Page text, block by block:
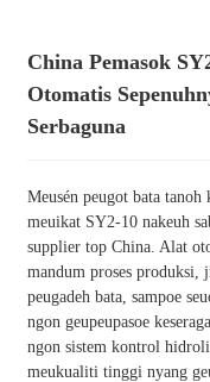
China Pemasok
Otomatis
Serbaguna
Meusén peugot bata
meuikat SY2-10 nakeuh
supplier top China. Alat
mandum proses produksi,
peugadeh bata, sampoe
ngon geupeupasoe
ngon sistem kontrol
meukualiti tinggi nyang